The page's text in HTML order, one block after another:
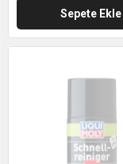
Sepete Ekle